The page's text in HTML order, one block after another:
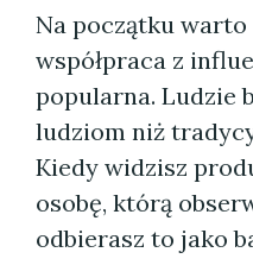
Na początku
współpraca z
popularna. Ludzie
ludziom niż
Kiedy widzisz
osobę, którą
odbierasz to jako